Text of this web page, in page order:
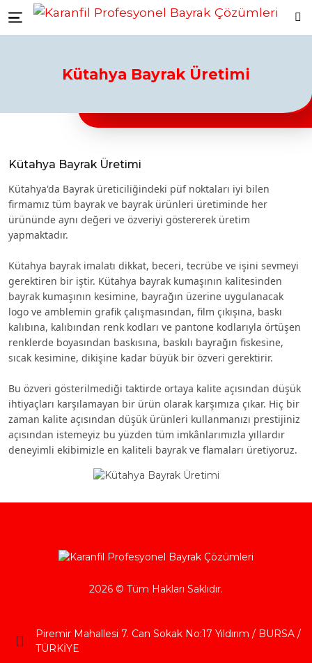
bayrakları Düzce Resmi Kurum BayraklarıDüzce ikili masa bayrağıDüzce türk bayraklariDüzce bayrak
Karanfil Profesyonel Bayrak Çözümleri
Menu
Kütahya Bayrak Üretimi
Kütahya Bayrak Üretimi
Kütahya'da Bayrak üreticiliğindeki püf noktaları iyi bilen
firmamız tüm bayrak ve bayrak ürünleri üretiminde her
ürününde aynı değeri ve özveriyi göstererek üretim
yapmaktadır.
Kütahya bayrak imalatı dikkat, beceri, tecrübe ve işini sevmeyi
gerektiren bir iştir. Kütahya bayrak kumaşının kalitesinden
bayrak kumaşının kesimine, bayrağın üzerine uygulanacak
logo ve amblemin grafik çalışmasından, film çıkışına, baskı
kalıbına, kalıbından renk kodları ve pantone kodlarıyla örtüşen
renklerde boyasından baskısına, baskılı bayrağın fiskesine,
sıcak kesimine, dikişine kadar büyük bir özveri gerektirir.
Bu özveri gösterilmediği taktirde ortaya kalite açısından düşük
ihtiyaçları karşılamayan bir ürün olarak karşımıza çıkar. Hiç bir
zaman kalite açısından düşük ürünleri kullanmanızı prestijiniz
açısından istemeyiz bu yüzden tüm imkânlarımızla yıllardır
deneyimli ekibimizle en kaliteli bayrak ve flamaları üretiyoruz.
2026 © Tüm Hakları Saklıdır.
Piremir Mahallesi 7. Can Sokak No:17 Yıldırım / BURSA /
TÜRKİYE